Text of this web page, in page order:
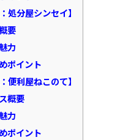
処分屋シンセイ】
要
力
ポイント
便利屋ねこのて】
概要
力
ポイント